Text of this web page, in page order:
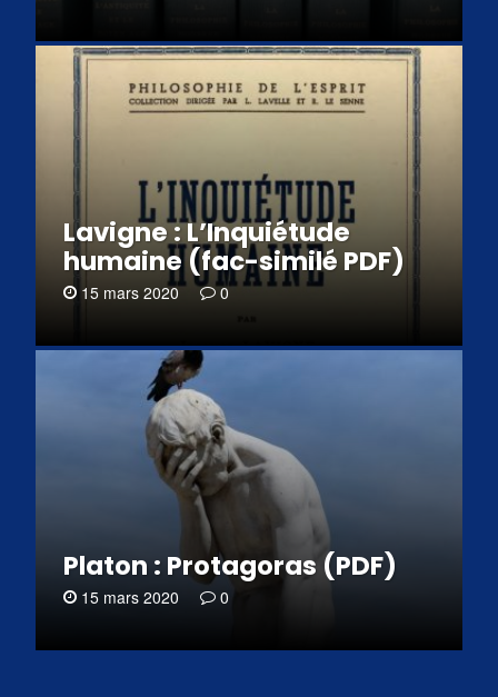
Lavigne : L’Inquiétude
humaine (fac-similé PDF)
15 mars 2020 0
Platon : Protagoras (PDF)
15 mars 2020 0